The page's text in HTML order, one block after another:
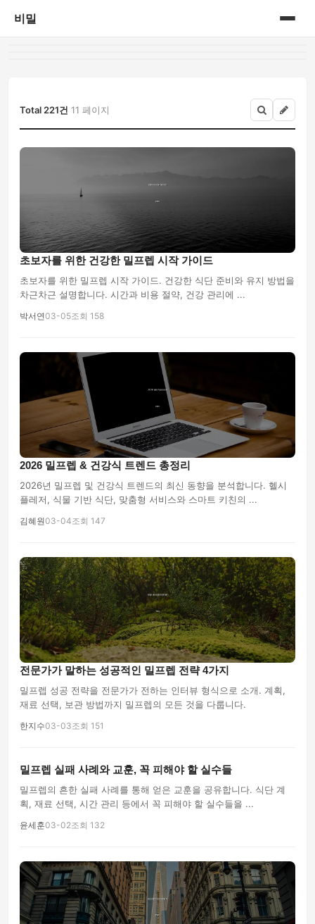
비밀
Total 221건 11 페이지
초보자를 위한 건강한 밀프렙 시작 가이드
초보자를 위한 밀프렙 시작 가이드. 건강한 식단 준비와 유지 방법을
차근차근 설명합니다. 시간과 비용 절약, 건강 관리에 ...
박서연03-05조회 158
2026 밀프렙 & 건강식 트렌드 총정리
2026년 밀프렙 및 건강식 트렌드의 최신 동향을 분석합니다. 헬시
플레저, 식물 기반 식단, 맞춤형 서비스와 스마트 키친의 ...
김혜원03-04조회 147
전문가가 말하는 성공적인 밀프렙 전략 4가지
밀프렙 성공 전략을 전문가가 전하는 인터뷰 형식으로 소개. 계획,
재료 선택, 보관 방법까지 밀프렙의 모든 것을 다룹니다.
한지수03-03조회 151
밀프렙 실패 사례와 교훈, 꼭 피해야 할 실수들
밀프렙의 흔한 실패 사례를 통해 얻은 교훈을 공유합니다. 식단 계
획, 재료 선택, 시간 관리 등에서 꼭 피해야 할 실수들을 ...
윤세훈03-02조회 132